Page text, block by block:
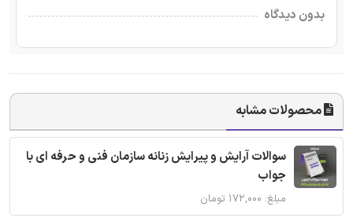
بدون دیدگاه
محصولات مشابه
سوالات آرایش و پیرایش زنانه سازمان فنی و حرفه ای با
جواب
مبلغ: ۱۷۲,۰۰۰ تومان